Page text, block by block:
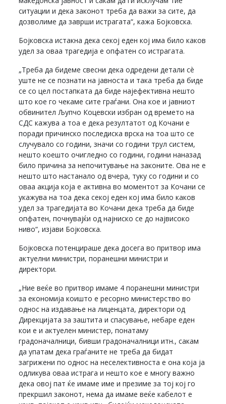
ситуации и дека законот треба да важи за сите, да
дозволиме да заврши истрагата“, кажа Бојковска.
Бојковска истакна дека секој еден кој има било каков
удел за оваа трагедија е опфатен со истрагата.
„Треба да бидеме свесни дека одредени детали сè
уште не се познати на јавноста и така треба да биде
се со цел постапката да биде најефективна нешто
што кое го чекаме сите граѓани. Она кое и јавниот
обвинител Љупчо Коцевски избран од времето на
СДС кажува а тоа е дека резултатот од Кочани е
поради причинско последиска врска на тоа што се
случувало со години, значи со години трул систем,
нешто коешто очигледно со години, години наназад
било причина за непочитување на законите. Ова не е
нешто што настанало од вчера, туку со години и со
оваа акција која е активна во моментот за Кочани се
укажува на тоа дека секој еден кој има било каков
удел за трагедијата во Кочани дека треба да биде
опфатен, почнувајќи од најниско се до највисоко
ниво“, изјави Бојковска.
Бојковска потенцираше дека досега во притвор има
актуелни министри, поранешни министри и
директори.
„Ние веќе во притвор имаме 4 поранешни министри
за економија коишто е ресорно министерство во
однос на издавање на лиценцата, директори од
Дирекцијата за заштита и спасување, небаре еден
кои е и актуелен министер, понатаму
градоначалници, бивши градоначалници итн., сакам
да упатам дека граѓаните не треба да бидат
загрижени по однос на неселективноста е она која ја
одликува оваа истрага и нешто кое е многу важно
дека овој пат ќе имаме име и презиме за тој кој го
прекршил законот, нема да имаме веќе кабелот е